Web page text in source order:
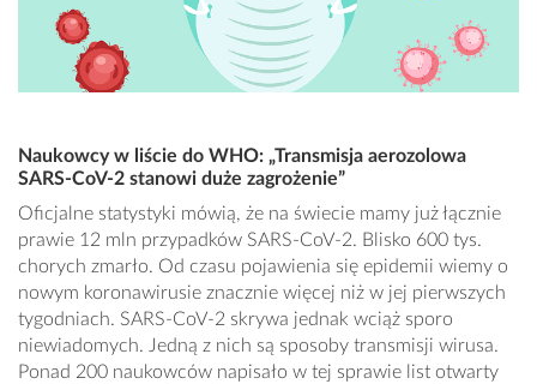
Naukowcy w liście do WHO: „Transmisja aerozolowa
SARS-CoV-2 stanowi duże zagrożenie”
Oficjalne statystyki mówią, że na świecie mamy już łącznie
prawie 12 mln przypadków SARS-CoV-2. Blisko 600 tys.
chorych zmarło. Od czasu pojawienia się epidemii wiemy o
nowym koronawirusie znacznie więcej niż w jej pierwszych
tygodniach. SARS-CoV-2 skrywa jednak wciąż sporo
niewiadomych. Jedną z nich są sposoby transmisji wirusa.
Ponad 200 naukowców napisało w tej sprawie list otwarty